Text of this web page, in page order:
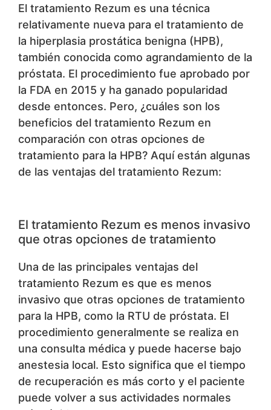
El tratamiento Rezum es una técnica
relativamente nueva para el tratamiento de
la hiperplasia prostática benigna (HPB),
también conocida como agrandamiento de la
próstata. El procedimiento fue aprobado por
la FDA en 2015 y ha ganado popularidad
desde entonces. Pero, ¿cuáles son los
beneficios del tratamiento Rezum en
comparación con otras opciones de
tratamiento para la HPB? Aquí están algunas
de las ventajas del tratamiento Rezum:
El tratamiento Rezum es menos invasivo
que otras opciones de tratamiento
Una de las principales ventajas del
tratamiento Rezum es que es menos
invasivo que otras opciones de tratamiento
para la HPB, como la RTU de próstata. El
procedimiento generalmente se realiza en
una consulta médica y puede hacerse bajo
anestesia local. Esto significa que el tiempo
de recuperación es más corto y el paciente
puede volver a sus actividades normales